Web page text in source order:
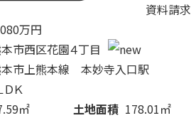
資料請求
万円
市西区花園４丁目
市上熊本線 本妙寺入口駅
ＤＫ
㎡ 土地面積 178.01㎡